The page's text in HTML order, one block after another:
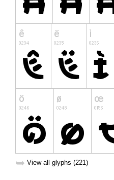
➥ View all glyphs (221)